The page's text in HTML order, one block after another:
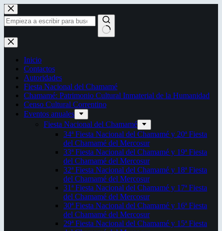
Saltar
al
contenido
Sin
resultados
Inicio
Contactos
Autoridades
Fiesta Nacional del Chamamé
Chamamé: Patrimonio Cultural Inmaterial de la Humanidad
Censo Cultural Correntino
Eventos anuales
Fiesta Nacional del Chamamé
34ª Fiesta Nacional del Chamamé y 20ª Fiesta
del Chamamé del Mercosur
33ª Fiesta Nacional del Chamamé y 19ª Fiesta
del Chamamé del Mercosur
32ª Fiesta Nacional del Chamamé y 18ª Fiesta
del Chamamé del Mercosur
31ª Fiesta Nacional del Chamamé y 17ª Fiesta
del Chamamé del Mercosur
30ª Fiesta Nacional del Chamamé y 16ª Fiesta
del Chamamé del Mercosur
29ª Fiesta Nacional del Chamamé y 15ª Fiesta